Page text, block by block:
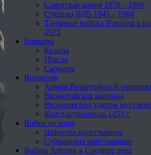
Советская армия 1970 – 1990
Спецназ ВДВ 1945 – 1984
Танковые войска Израиля в
1973
Варвары
Кельты
Пикты
Сарматы
Византия
Армия Византийской
Византийская конница
Византия под ударом
Константинополь 1453 г.
Война на море
Линкоры кригсмарине
Субмарины кригсмарине
Войны Англии в Средние века